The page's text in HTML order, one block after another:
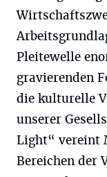
Pleitewelle
gravierenden
die kulturelle
unserer
Light“ vereint
Bereichen der